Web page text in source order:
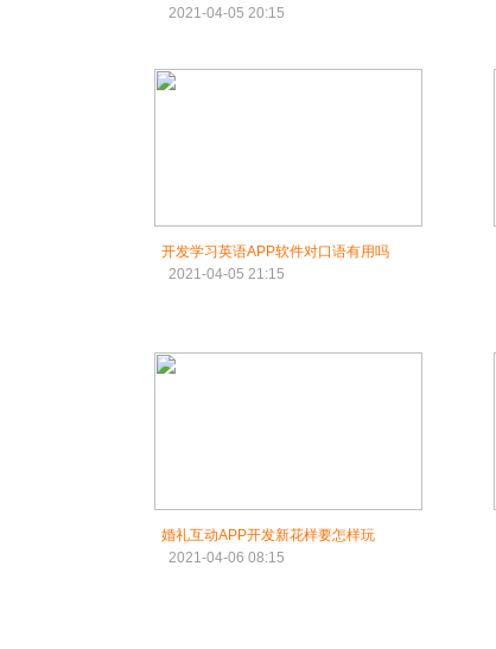
2021-04-05 20:15
开发学习英语APP软件对口语有用吗
2021-04-05 21:15
婚礼互动APP开发新花样要怎样玩
2021-04-06 08:15